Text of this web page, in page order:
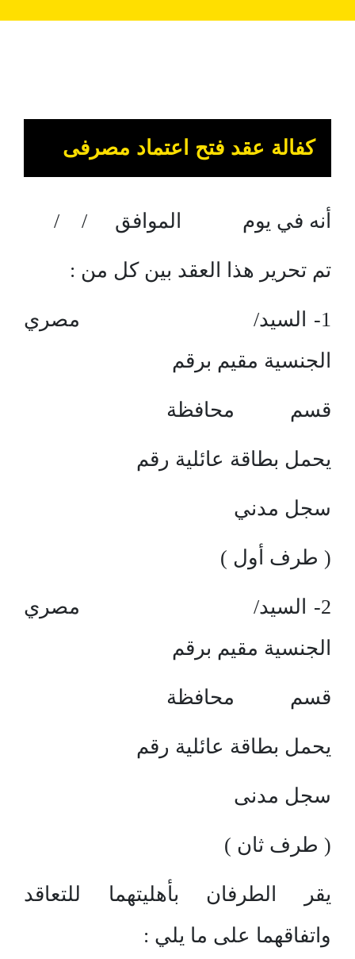
كفالة عقد فتح اعتماد مصرفى
أنه في يوم الموافق / /
تم تحرير هذا العقد بين كل من :
1- السيد/ مصري
الجنسية مقيم برقم
قسم محافظة
يحمل بطاقة عائلية رقم
سجل مدني
( طرف أول )
2- السيد/ مصري
الجنسية مقيم برقم
قسم محافظة
يحمل بطاقة عائلية رقم
سجل مدنى
( طرف ثان )
يقر الطرفان بأهليتهما للتعاقد
واتفاقهما على ما يلي :